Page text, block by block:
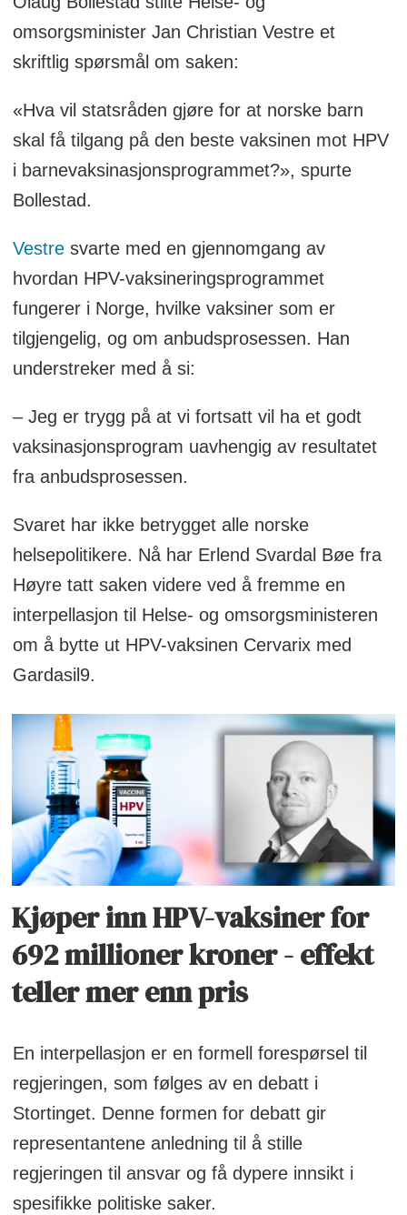
omsorgsminister Jan Christian Vestre et
skriftlig spørsmål om saken:
«Hva vil statsråden gjøre for at norske barn
skal få tilgang på den beste vaksinen mot HPV
i barnevaksinasjonsprogrammet?», spurte
Bollestad.
Vestre svarte med en gjennomgang av
hvordan HPV-vaksineringsprogrammet
fungerer i Norge, hvilke vaksiner som er
tilgjengelig, og om anbudsprosessen. Han
understreker med å si:
– Jeg er trygg på at vi fortsatt vil ha et godt
vaksinasjonsprogram uavhengig av resultatet
fra anbudsprosessen.
Svaret har ikke betrygget alle norske
helsepolitikere. Nå har Erlend Svardal Bøe fra
Høyre tatt saken videre ved å fremme en
interpellasjon til Helse- og omsorgsministeren
om å bytte ut HPV-vaksinen Cervarix med
Gardasil9.
Kjøper inn HPV-vaksiner for
692 millioner kroner - effekt
teller mer enn pris
En interpellasjon er en formell forespørsel til
regjeringen, som følges av en debatt i
Stortinget. Denne formen for debatt gir
representantene anledning til å stille
regjeringen til ansvar og få dypere innsikt i
spesifikke politiske saker.